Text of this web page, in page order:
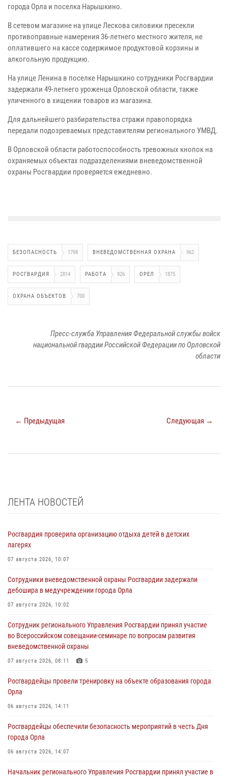
города Орла и поселка Нарышкино.
В сетевом магазине на улице Лескова силовики пресекли
противоправные намерения 36-летнего местного жителя, не
оплатившего на кассе содержимое продуктовой корзины и
алкогольную продукцию.
На улице Ленина в поселке Нарышкино сотрудники Росгвардии
задержали 49-летнего уроженца Орловской области, также
уличенного в хищении товаров из магазина.
Для дальнейшего разбирательства стражи правопорядка
передали подозреваемых представителям регионального УМВД.
В Орловской области работоспособность тревожных кнопок на
охраняемых объектах подразделениями вневедомственной
охраны Росгвардии проверяется ежедневно.
БЕЗОПАСНОСТЬ 1798 ВНЕВЕДОМСТВЕННАЯ ОХРАНА 962
РОСГВАРДИЯ 2814 РАБОТА 926 ОРЕЛ 1875
ОХРАНА ОБЪЕКТОВ 700
Пресс-служба Управления Федеральной службы войск
национальной гвардии Российской Федерации по Орловской
области
← Предыдущая Следующая →
ЛЕНТА НОВОСТЕЙ
Росгвардия проверила организацию отдыха детей в детских
лагерях
07 августа 2026, 10:07
Сотрудники вневедомственной охраны Росгвардии задержали
дебошира в медучреждении города Орла
07 августа 2026, 10:02
Сотрудник регионального Управления Росгвардии принял участие
во Всероссийском совещании-семинаре по вопросам развития
вневедомственной охраны
07 августа 2026, 08:11 5
Росгвардейцы провели тренировку на объекте образования города
Орла
06 августа 2026, 14:11
Росгвардейцы обеспечили безопасность мероприятий в честь Дня
города Орла
06 августа 2026, 14:07
Начальник регионального Управления Росгвардии принял участие в